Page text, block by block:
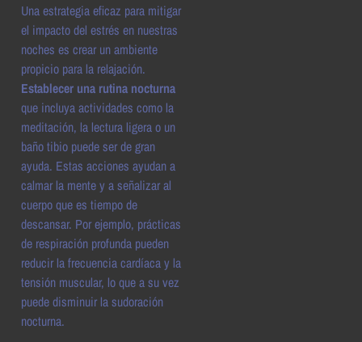
Una estrategia eficaz para mitigar
el impacto del estrés en nuestras
noches es crear un ambiente
propicio para la relajación.
Establecer una rutina nocturna
que incluya actividades como la
meditación, la lectura ligera o un
baño tibio puede ser de gran
ayuda. Estas acciones ayudan a
calmar la mente y a señalizar al
cuerpo que es tiempo de
descansar. Por ejemplo, prácticas
de respiración profunda pueden
reducir la frecuencia cardíaca y la
tensión muscular, lo que a su vez
puede disminuir la sudoración
nocturna.